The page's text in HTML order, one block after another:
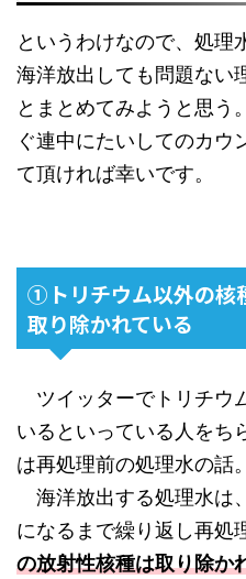
というわけなので、処理
海洋放出しても問題ない
とまとめてみようと思う
ぐ連中にたいしてのカウ
て頂ければ幸いです。
①トリチウム以外の核
取り除かれている
ツイッターでトリチウ
いるといっている人をち
は再処理前の処理水の話。
海洋放出する処理水は
になるまで繰り返し再処
の放射性核種は取り除か